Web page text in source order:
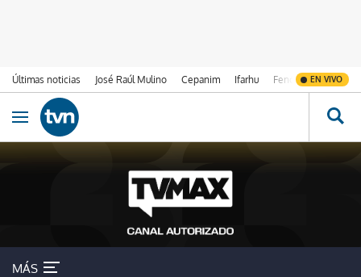
Últimas noticias José Raúl Mulino Cepanim Ifarhu Fenómeno de El
EN VIVO
Ir al contenido
Obrir navegació
MÁS